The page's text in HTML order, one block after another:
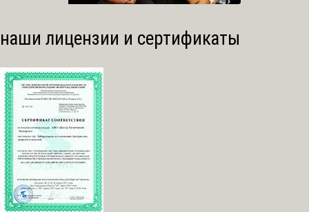
наши лицензии и сертификаты